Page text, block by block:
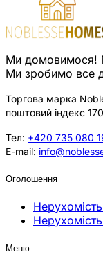
Ми домовимося!
Ми зробимо все
Торгова марка
поштовий індекс
Тел: +420 735 080
E-mail:
Оголошення
Меню